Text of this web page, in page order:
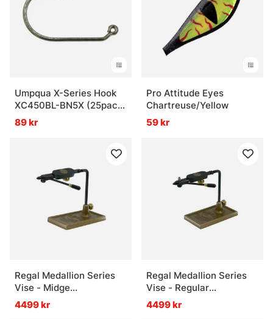
Umpqua X-Series Hook
XC450BL-BN5X (25pack)
WG Jig
89 kr
Pro Attitude Eyes
Chartreuse/Yellow
59 kr
Regal Medallion Series
Vise - Midge
Jaws/Bronze Traditional
Base
4499 kr
Regal Medallion Series
Vise - Regular
Jaws/Bronze Traditional
Base
4499 kr